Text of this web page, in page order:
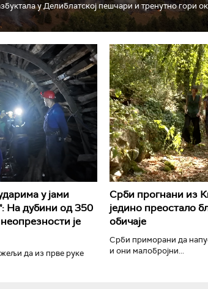
у Делиблатској пешчари и тренутно гори
у јами
На дубини од 350
је
да из прве руке
Срби прогнани из
једино преостало
обичаје
Срби приморани да
и они малобројни...